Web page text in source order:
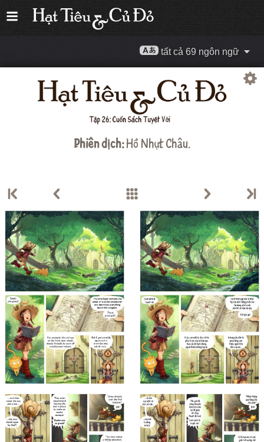
tất cả 69 ngôn ngữ
Phiên dịch:Hồ Nhựt Châu.